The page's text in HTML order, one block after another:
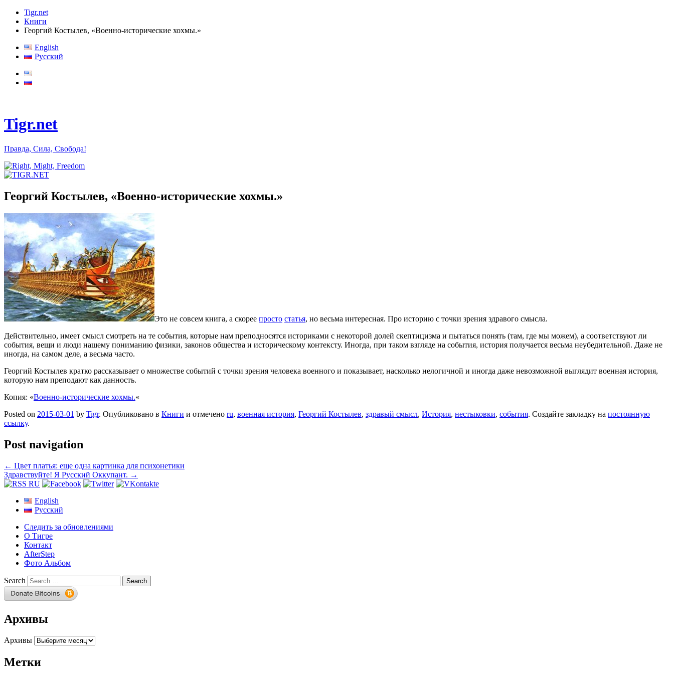
Tigr.net
Книги
Георгий Костылев, «Военно-исторические хохмы.»
English
Русский
Tigr.net
Правда, Сила, Свобода!
Георгий Костылев, «Военно-исторические хохмы.»
Это не совсем книга, а скорее просто статья, но весьма интересная. Про историю с точки зрения здравого смысла.
Действительно, имеет смысл смотреть на те события, которые нам преподносятся историками с некоторой долей скептицизма и пытаться понять (там, где мы можем), а соответствуют ли
события, вещи и люди нашему пониманию физики, законов общества и историческому контексту. Иногда, при таком взгляде на события, история получается весьма неубедительной. Даже не
иногда, на самом деле, а весьма часто.
Георгий Костылев кратко рассказывает о множестве событий с точки зрения человека военного и показывает, насколько нелогичной и иногда даже невозможной выглядит военная история,
которую нам преподают как данность.
Копия: «Военно-исторические хохмы.«
Posted on 2015-03-01 by Tigr. Опубликовано в Книги и отмечено ru, военная история, Георгий Костылев, здравый смысл, История, нестыковки, события. Создайте закладку на постоянную
ссылку.
Post navigation
← Цвет платья: еще одна картинка для психонетики
Здравствуйте! Я Русский Оккупант. →
English
Русский
Следить за обновлениями
О Тигре
Контакт
AfterStep
Фото Альбом
Search
Архивы
Архивы
Метки